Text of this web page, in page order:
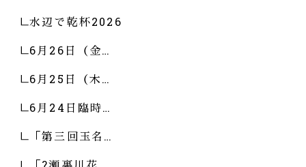
水辺で乾杯2026
6月26日（金…
6月25日（木…
6月24日臨時…
「第三回玉名…